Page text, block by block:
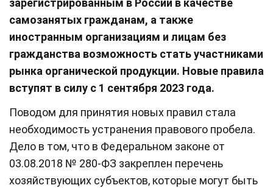
зарегистрированным в России в качестве
самозанятых гражданам, а также
иностранным организациям и лицам без
гражданства возможность стать участниками
рынка органической продукции. Новые правила
вступят в силу с 1 сентября 2023 года.
Поводом для принятия новых правил стала
необходимость устранения правового пробела.
Дело в том, что в Федеральном законе от
03.08.2018 № 280-ФЗ закреплен перечень
хозяйствующих субъектов, которые могут быть